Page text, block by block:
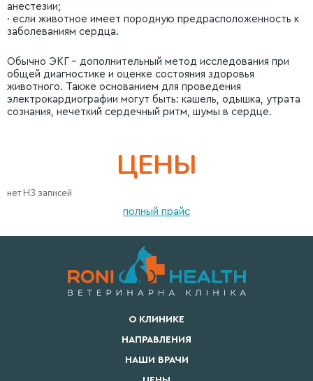
анестезии;
· если животное имеет породную предрасположенность к
заболеваниям сердца.
Обычно ЭКГ – дополнительный метод исследования при
общей диагностике и оценке состояния здоровья
животного. Также основанием для проведения
электрокардиографии могут быть: кашель, одышка, утрата
сознания, нечеткий сердечный ритм, шумы в сердце.
ЦЕНЫ
нет H3 записей
полный прайс
О КЛИНИКЕ
НАПРАВЛЕНИЯ
НАШИ ВРАЧИ